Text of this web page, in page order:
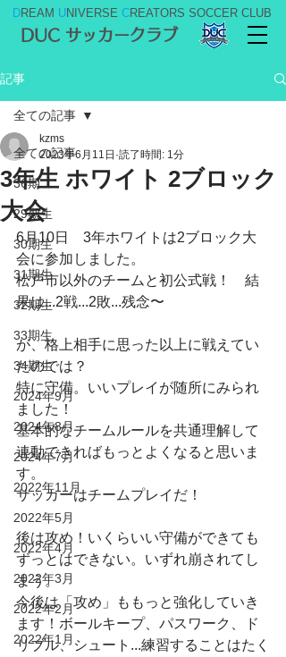
DREAM UNIVERSE CREATORS SOCCER CLUB
DUC サッカークラブ
記事
全ての記事
36期
29期生
30期生
31期生
32期生
33期生
34期生
2024年9月
2024年8月
2024年7月
2022年11月
2022年5月
2022年4月
2022年3月
2022年2月
2022年1月
全ての記事
3年生 ホワイト 2ブロック
大会
kzms
2023年6月11日 読了時間: 1分
6月10日　3年ホワイトは2ブロック大
会に参加しました。
松戸市以外のチームと初公式戦！　結
果は...2戦...2敗...残念〜
が、格上相手に思った以上に戦えてい
たのでは？
特に守備。いいプレイが随所にみられ
ました！
基本的なチームルールを共通理解して
連動できればもっとよくなると思いま
す。
サッカーはチームプレイだ！
後は攻め！いくらいい守備ができても
ずっとはできない。いずれ崩されてし
まう。
今後は「攻め」ももっと強化していき
ます！ボールキープ、パスワーク、ド
リブル、シュート...練習することはたく